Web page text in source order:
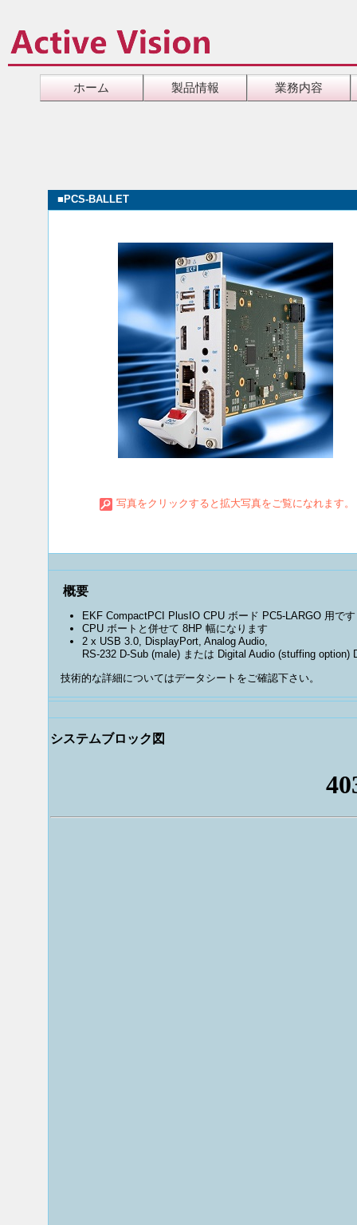
ホーム 製品情報 業務内容
■ PCS-BALLET
写真をクリックすると拡大写真をご覧になれます。
概要
EKF CompactPCI PlusIO CPU ボード PC5-LARGO 用です
CPU ボートと併せて 8HP 幅になります
2 x USB 3.0, DisplayPort, Analog Audio,
RS-232 D-Sub (male) または Digital Audio (stuffing option)
技術的な詳細についてはデータシートをご確認下さい。
システムブロック図